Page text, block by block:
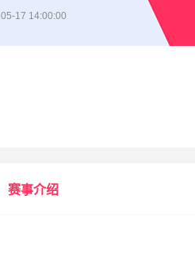
05-17 14:00:00
赛事介绍